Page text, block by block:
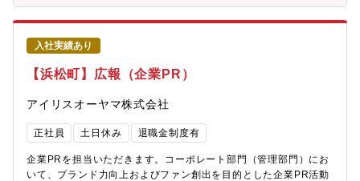
るものを作る、売上に貢献する）・商品開発、技術開発にチャレ
ンジしたい
入社実績あり
【浜松町】広報（企業PR）
アイリスオーヤマ株式会社
正社員 土日休み 退職金制度有
企業PRを担当いただきます。コーポレート部門（管理部門）にお
いて、ブランド力向上およびファン創出を目的とした企業PR活動